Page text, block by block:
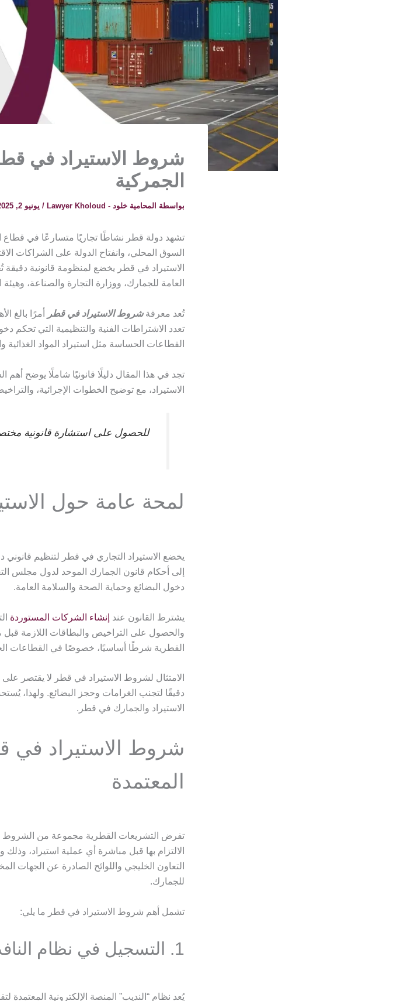
شروط الاستيراد في
الجمركية
بواسطة المحامية خلود - Lawyer Kholoud / يونيو 2, 2025
تشهد دولة قطر نشاطًا تجاريًا متسارعًا في قطاع
السوق المحلي، وانفتاح الدولة على الشراكات
الاستيراد في قطر يخضع لمنظومة قانونية دقيقة
العامة للجمارك، ووزارة التجارة والصناعة،
تُعد معرفةشروط الاستيراد في قطر
أمرًا بالغ
تعدد الاشتراطات الفنية والتنظيمية التي تحكم
القطاعات الحساسة مثل استيراد المواد الغذائية
تجد في هذا المقال دليلًا قانونيًا شاملًا يوضح
الاستيراد، مع توضيح الخطوات الإجرائية،
للحصول على استشارة قانونية
لمحة عامة حول
يخضع الاستيراد التجاري في قطر لتنظيم قانوني
إلى أحكام قانون الجمارك الموحد لدول مجلس
دخول البضائع وحماية الصحة والسلامة العامة.
يشترط القانون عند إنشاء الشركات المستوردة
والحصول على التراخيص والبطاقات اللازمة قبل
القطرية شرطًا أساسيًا، خصوصًا في القطاعات
الامتثال لشروط الاستيراد في قطر لا يقتصر على
دقيقًا لتجنب الغرامات وحجز البضائع. ولهذا،
الاستيراد والجمارك في قطر.
شروط الاستيراد في
المعتمدة
تفرض التشريعات القطرية مجموعة من الشروط
الالتزام بها قبل مباشرة أي عملية استيراد،
التعاون الخليجي واللوائح الصادرة عن الجهات
للجمارك.
تشمل أهم شروط الاستيراد في قطر ما يلي:
1. التسجيل في نظام النافذة الواحدة “النديب”
يُعد نظام “النديب” المنصة الإلكترونية